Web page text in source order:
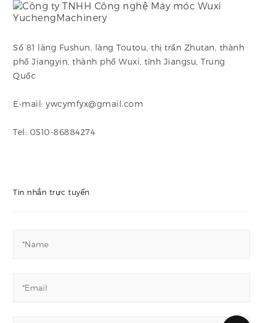
Số 81 làng Fushun, làng Toutou, thị trấn Zhutan, thành
phố Jiangyin, thành phố Wuxi, tỉnh Jiangsu, Trung
Quốc
E-mail: ywcymfyx@gmail.com
Tel: 0510-86884274
Tin nhắn trực tuyến